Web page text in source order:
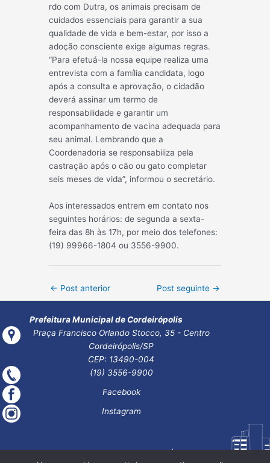
rdo com Dutra, os animais precisam de
cuidados essenciais para garantir a sua
qualidade de vida e bem-estar, por isso a
adoção consciente exige algumas regras.
“Para efetuá-la nossa equipe realiza uma
entrevista com a família candidata, logo
após a consulta e aprovação, o cidadão
deverá assinar um termo de
responsabilidade e garantir um
acompanhamento de vacina adequada para
seu animal. Lembrando que a
Coordenadoria se responsabiliza pela
castração após o cão ou gato completar
seis meses de vida”, informou o secretário.
Aos interessados entrem em contato nos
seguintes horários: de segunda a sexta-
feira das 8h às 17h, por meio dos telefones:
(19) 99966-1804 ou 3556-9900.
Post
← Post anterior Post seguinte →
Prefeitura Municipal de Cordeirópolis
Praça Francisco Orlando Stocco, 35 - Centro
Cordeirópolis/SP
CEP: 13490-004
(19) 3556-9900
Facebook
Instagram